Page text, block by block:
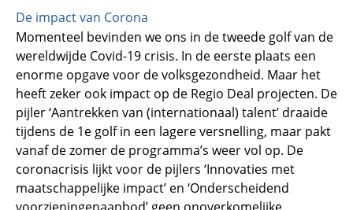
De impact van Corona
Momenteel bevinden we ons in de tweede golf van de
wereldwijde Covid-19 crisis. In de eerste plaats een
enorme opgave voor de volksgezondheid. Maar het
heeft zeker ook impact op de Regio Deal projecten. De
pijler ‘Aantrekken van (internationaal) talent’ draaide
tijdens de 1e golf in een lagere versnelling, maar pakt
vanaf de zomer de programma’s weer vol op. De
coronacrisis lijkt voor de pijlers ‘Innovaties met
maatschappelijke impact’ en ‘Onderscheidend